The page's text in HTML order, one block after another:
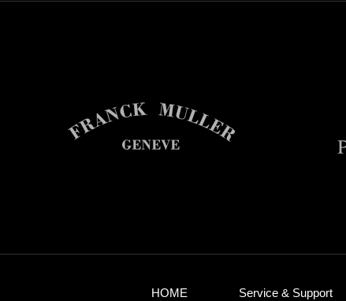
HOME Service & Support